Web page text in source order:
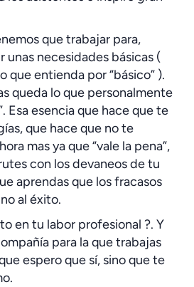
que trabajar para,
unas necesidades básicas (
que entienda por “básico” ).
queda lo que personalmente
Esa esencia que hace que te
que hace que no te
mas ya que “vale la pena”,
con los devaneos de tu
aprendas que los fracasos
al éxito.
en tu labor profesional ?. Y
para la que trabajas
espero que sí, sino que te